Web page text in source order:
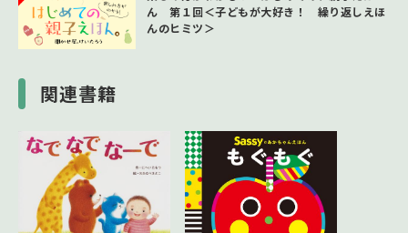
ん 第１回＜子どもが大好き！ 繰り返しえほ
んのヒミツ＞
関連書籍